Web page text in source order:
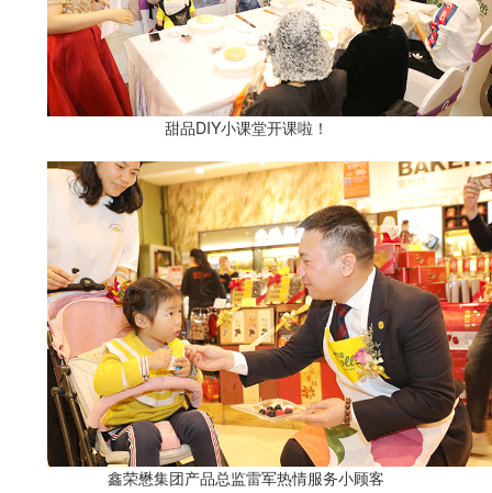
甜品DIY小课堂开课啦！
鑫荣懋集团产品总监雷军热情服务小顾客